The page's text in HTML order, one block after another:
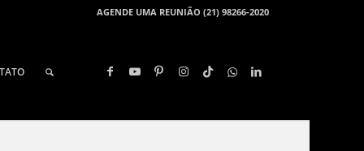
AGENDE UMA REUNIÃO (21) 98266-2020